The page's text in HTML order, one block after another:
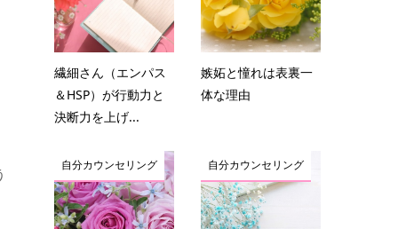
繊細さん（エンパス
＆HSP）が行動力と
決断力を上げ...
嫉妬と憧れは表裏一
体な理由
自分カウンセリング 自分カウンセリング